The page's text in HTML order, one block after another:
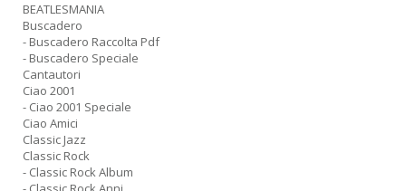
BEATLESMANIA
Buscadero
- Buscadero Raccolta Pdf
- Buscadero Speciale
Cantautori
Ciao 2001
- Ciao 2001 Speciale
Ciao Amici
Classic Jazz
Classic Rock
- Classic Rock Album